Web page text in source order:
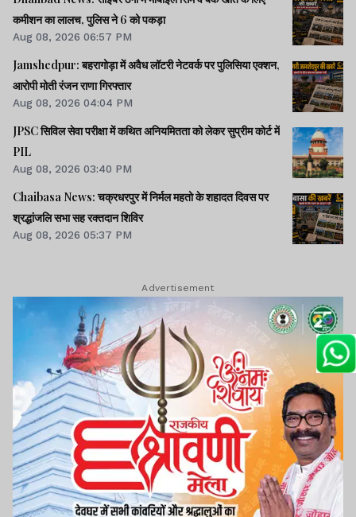
कमीशन का लालच, पुलिस ने 6 को पकड़ा
Aug 08, 2026 06:57 PM
Jamshedpur: बहरागोड़ा में अवैध लॉटरी नेटवर्क पर पुलिसिया एक्शन,
आरोपी मोती रंजन राणा गिरफ्तार
Aug 08, 2026 04:04 PM
JPSC सिविल सेवा परीक्षा में कथित अनियमितता को लेकर सुप्रीम कोर्ट में
PIL
Aug 08, 2026 03:40 PM
Chaibasa News: चक्रधरपुर में निर्मल महतो के शहादत दिवस पर
श्रद्धांजलि सभा सह रक्तदान शिविर
Aug 08, 2026 05:37 PM
Advertisement